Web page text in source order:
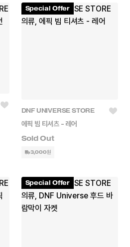
Special Offer
DNF UNIVERSE STORE
에픽 빔 티셔츠 - 레어
3,000원
Special Offer